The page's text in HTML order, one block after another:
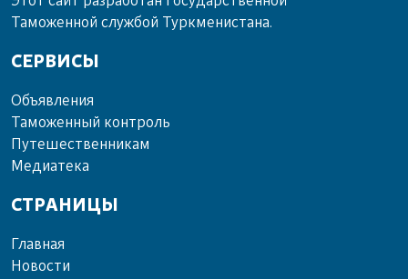
Таможенной службой Туркменистана.
СЕРВИСЫ
Объ­яв­ле­ния
Та­мо­жен­ный кон­троль
Пу­те­шест­вен­ни­кам
Ме­диа­те­ка
СТРАНИЦЫ
Главная
Новости